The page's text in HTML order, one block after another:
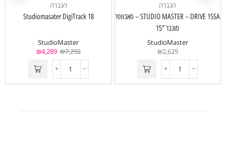
הגברה
STUDIO MASTER – DRIVE 15SA – סאבוופר
מוגבר 15″
StudioMaster
₪2,629
הגברה
Studiomasater DigiTrack 18
StudioMaster
₪7,292
₪4,289